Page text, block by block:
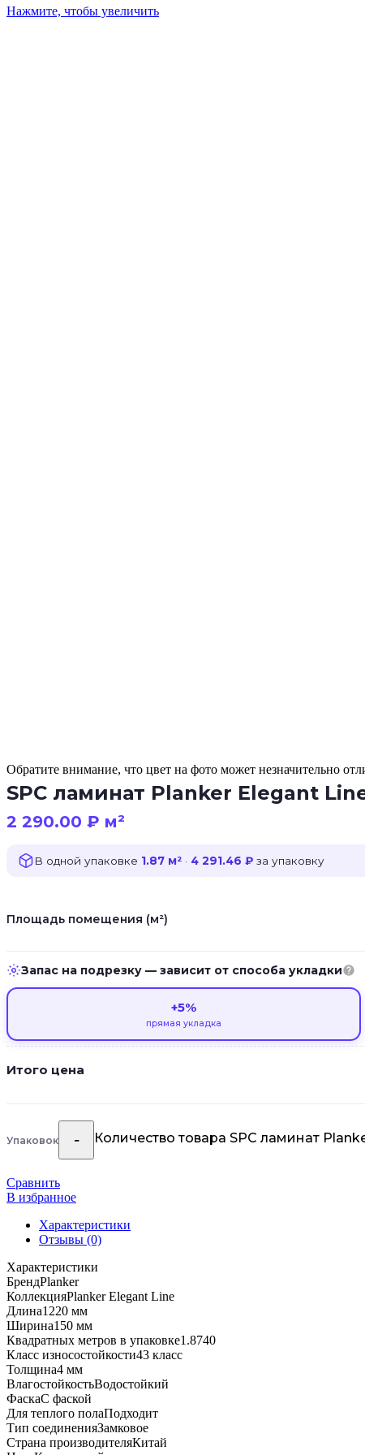
Нажмите, чтобы увеличить
Обратите внимание, что цвет на фото может незначительно
SPC ламинат Planker Elegant
2 290.00 ₽ м²
В одной упаковке 1.87 м² · 4 291.46 ₽ за упаковку
Площадь помещения (м²)
Запас на подрезку — зависит от способа укладки
+5%
прямая укладка
Итого цена
Упаковок Количество товара SPC ламинат
Сравнить
В избранное
Характеристики
Отзывы (0)
Характеристики
БрендPlanker
КоллекцияPlanker Elegant Line
Длина1220 мм
Ширина150 мм
Квадратных метров в упаковке1.8740
Класс износостойкости43 класс
Толщина4 мм
ВлагостойкостьВодостойкий
ФаскаС фаской
Для теплого полаПодходит
Тип соединенияЗамковое
Страна производителяКитай